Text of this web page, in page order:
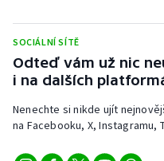
Stolní tenis
Triatlon
Veslování
SOCIÁLNÍ SÍTĚ
Odteď vám už nic
i na dalších
Nenechte si nikde ujít
na Facebooku, X, Instagramu,